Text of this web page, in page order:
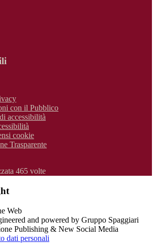
con il Pubblico
accessibilità
cookie
Trasparente
465 volte
and powered by Gruppo Spaggiari
Publishing & New Social Media
dati personali